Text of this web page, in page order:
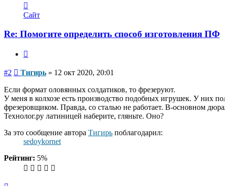
информация
пользователя
Сайт
Re: Помогите определить способ изготовления ПФ
#2 Сообщение
Тигирь » 12 окт 2020, 20:01
Если формат оловянных солдатиков, то фрезеруют.
У меня в колхозе есть производство подобных игрушек. У них
фрезеровщиком. Правда, со сталью не работает. В-основном
Технолог.ру латиницей наберите, гляньте. Оно?
За это сообщение автора Тигирь поблагодарил:
sedoykornet
Рейтинг: 5%